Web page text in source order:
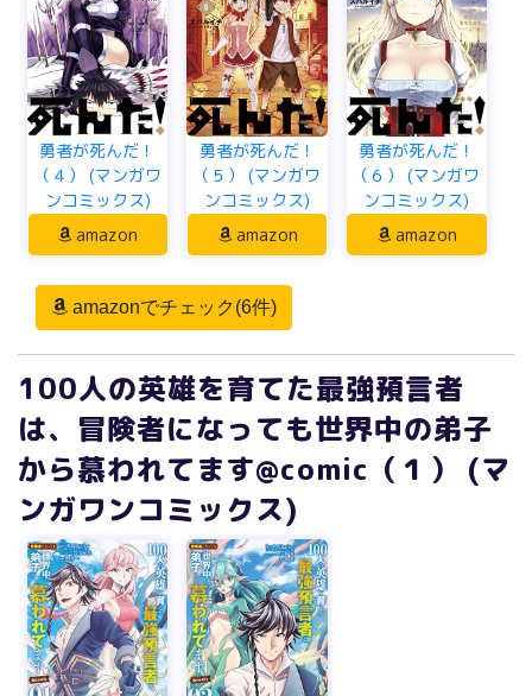
勇者が死んだ！
（４） (マンガワ
ンコミックス)
amazon
勇者が死んだ！
（５） (マンガワ
ンコミックス)
amazon
勇者が死んだ！
（６） (マンガワ
ンコミックス)
amazon
amazonでチェック(6件)
100人の英雄を育てた最強預言者
は、冒険者になっても世界中の弟子
から慕われてます@comic（１） (マ
ンガワンコミックス)